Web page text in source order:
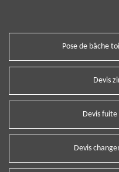
Pose de bâche
Devis
Devis
Devis